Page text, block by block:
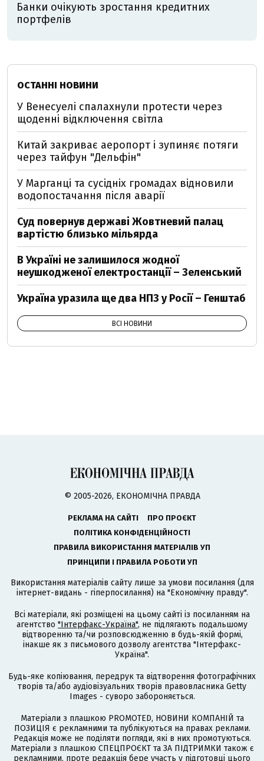
Банки очікують зростання кредитних
портфелів
ОСТАННІ НОВИНИ
У Венесуелі спалахнули протести через
щоденні відключення світла
Китай закриває аеропорт і зупиняє потяги
через тайфун "Дельфін"
У Марганці та сусідніх громадах відновили
водопостачання після аварії
Суд повернув державі Жовтневий палац
вартістю близько мільярда
В Україні не залишилося жодної
неушкодженої електростанції – Зеленський
Україна уразила ще два НПЗ у Росії – Генштаб
ВСІ НОВИНИ
© 2005-2026, ЕКОНОМІЧНА ПРАВДА
РЕКЛАМА НА САЙТІ
ПРО ПРОЄКТ
ПОЛІТИКА КОНФІДЕНЦІЙНОСТІ
ПРАВИЛА ВИКОРИСТАННЯ МАТЕРІАЛІВ УП
ПРИНЦИПИ І ПРАВИЛА РОБОТИ УП
Використання матеріалів сайту лише за умови посилання (для
інтернет-видань - гіперпосилання) на "Економічну правду".
Всі матеріали, які розміщені на цьому сайті із посиланням на
агентство "Інтерфакс-Україна", не підлягають подальшому
відтворенню та/чи розповсюдженню в будь-якій формі,
інакше як з письмового дозволу агентства "Інтерфакс-
Україна".
Будь-яке копіювання, передрук та відтворення фотографічних
творів та/або аудіовізуальних творів правовласника Getty
Images - суворо забороняється.
Матеріали з плашкою PROMOTED, НОВИНИ КОМПАНІЙ та
ПОЗИЦІЯ є рекламними та публікуються на правах реклами.
Редакція може не поділяти погляди, які в них промотуються.
Матеріали з плашкою СПЕЦПРОЄКТ та ЗА ПІДТРИМКИ також є
рекламними, проте редакція бере участь у підготовці цього